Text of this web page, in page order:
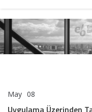
May 08
Uygulama Üzerinden